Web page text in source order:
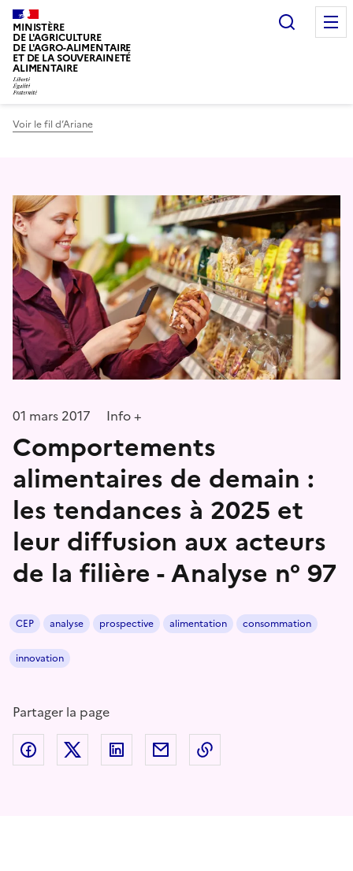
MINISTÈRE
DE L'AGRICULTURE
DE L'AGRO-ALIMENTAIRE
ET DE LA SOUVERAINETÉ
ALIMENTAIRE
Voir le fil d’Ariane
01 mars 2017 Info +
Comportements
alimentaires de demain :
les tendances à 2025 et
leur diffusion aux acteurs
de la filière - Analyse n° 97
CEP analyse prospective alimentation consommation
innovation
Partager la page
Partager sur Facebook
Partager sur Twitter
Partager sur LinkedIn
Partager par email